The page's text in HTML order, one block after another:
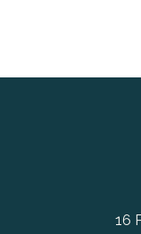
16